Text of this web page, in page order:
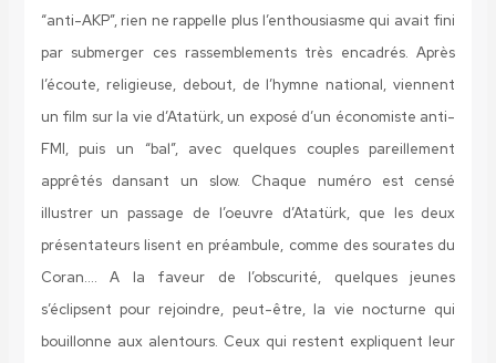
“anti-AKP”, rien ne rappelle plus l’enthousiasme qui avait fini
par submerger ces rassemblements très encadrés. Après
l’écoute, religieuse, debout, de l’hymne national, viennent
un film sur la vie d’Atatürk, un exposé d’un économiste anti-
FMI, puis un “bal”, avec quelques couples pareillement
apprêtés dansant un slow. Chaque numéro est censé
illustrer un passage de l’oeuvre d’Atatürk, que les deux
présentateurs lisent en préambule, comme des sourates du
Coran…. A la faveur de l’obscurité, quelques jeunes
s’éclipsent pour rejoindre, peut-être, la vie nocturne qui
bouillonne aux alentours. Ceux qui restent expliquent leur